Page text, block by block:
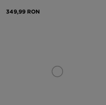
349,99 RON